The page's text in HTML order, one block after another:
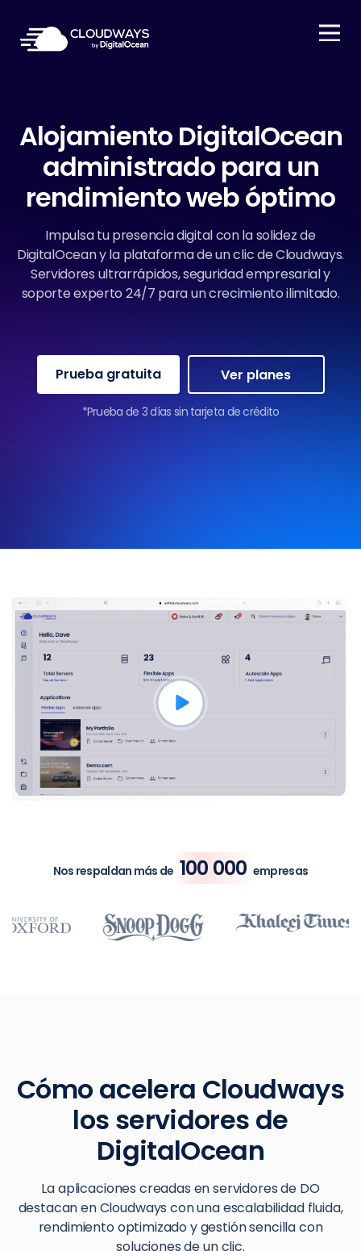
Open Nav
Alojamiento DigitalOcean
administrado para un
rendimiento web óptimo
Impulsa tu presencia digital con la solidez de
DigitalOcean y la plataforma de un clic de Cloudways.
Servidores ultrarrápidos, seguridad empresarial y
soporte experto 24/7 para un crecimiento ilimitado.
Prueba gratuita Ver planes
*Prueba de 3 días sin tarjeta de crédito
Nos respaldan más de 100 000 empresas
Cómo acelera Cloudways
los servidores de
DigitalOcean
La aplicaciones creadas en servidores de DO
destacan en Cloudways con una escalabilidad fluida,
rendimiento optimizado y gestión sencilla con
soluciones de un clic.